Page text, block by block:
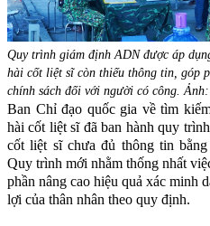
Quy trình giám định ADN được áp
hài cốt liệt sĩ còn thiếu thông tin, góp
chính sách đối với người có công.
Ban Chỉ đạo quốc gia về tìm
hài cốt liệt sĩ đã ban hành quy
cốt liệt sĩ chưa đủ thông tin
Quy trình mới nhằm thống nhất
phần nâng cao hiệu quả xác minh
lợi của thân nhân theo quy định.